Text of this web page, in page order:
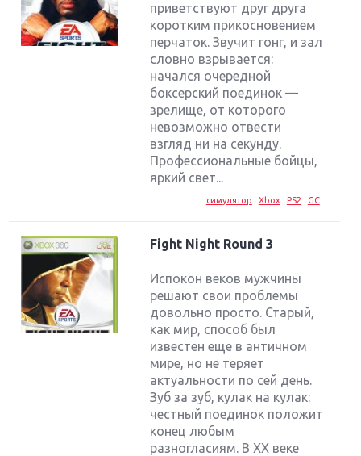
приветствуют друг друга
коротким прикосновением
перчаток. Звучит гонг, и зал
словно взрывается:
начался очередной
боксерский поединок —
зрелище, от которого
невозможно отвести
взгляд ни на секунду.
Профессиональные бойцы,
яркий свет...
симулятор Xbox PS2 GC
Fight Night Round 3
Испокон веков мужчины
решают свои проблемы
довольно просто. Старый,
как мир, способ был
известен еще в античном
мире, но не теряет
актуальности по сей день.
Зуб за зуб, кулак на кулак:
честный поединок положит
конец любым
разногласиям. В XX веке